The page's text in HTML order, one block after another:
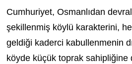
Cumhuriyet, Osmanlıdan
şekillenmiş köylü karakterini,
geldiği kaderci kabullenmenin
köyde küçük toprak sahipliğine